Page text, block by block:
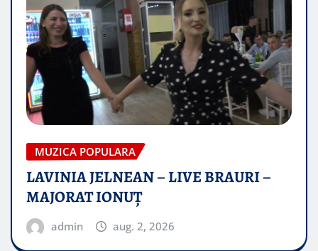
MUZICA POPULARA
LAVINIA JELNEAN – LIVE BRAURI –
MAJORAT IONUŢ
admin aug. 2, 2026